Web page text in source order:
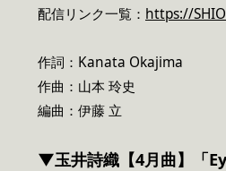
配信リンク一覧： https://
作詞：Kanata Okajima
作曲：山本 玲史
編曲：伊藤 立
▼玉井詩織【4月曲】「